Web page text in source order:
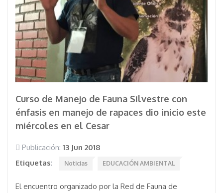
Curso de Manejo de Fauna Silvestre con
énfasis en manejo de rapaces dio inicio este
miércoles en el Cesar
Publicación: 13 Jun 2018
Etiquetas: Noticias EDUCACIÓN AMBIENTAL
El encuentro organizado por la Red de Fauna de